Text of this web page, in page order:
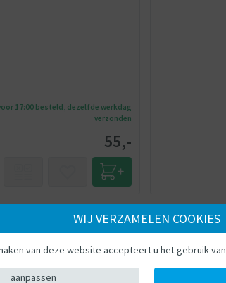
17:00 besteld, dezelfde werkdag
verzonden
55,-
WIJ VERZAMELEN COOKIES
van deze website accepteert u het gebruik van
aanpassen